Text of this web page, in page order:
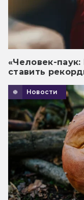
«Человек-
ставить
Новости